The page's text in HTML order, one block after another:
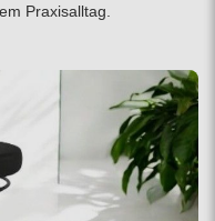
Praxisalltag.